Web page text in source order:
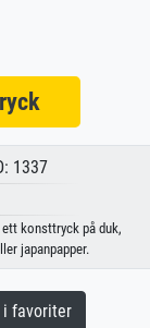
1337
konsttryck på duk,
japanpapper.
favoriter